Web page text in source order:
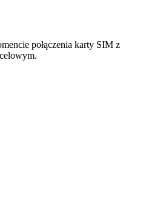
połączenia karty SIM z